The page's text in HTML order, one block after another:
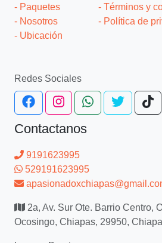
- Paquetes
- Nosotros
- Ubicación
- Términos y
- Política de
Redes Sociales
Contactanos
9191623995
529191623995
2a, Av. Sur Ote. Barrio Centro,
Ocosingo, Chiapas, 29950,